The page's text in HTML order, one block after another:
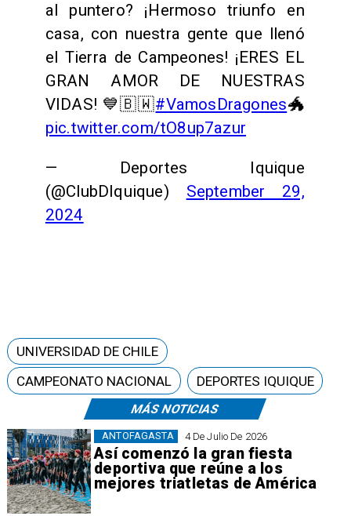
al puntero? ¡Hermoso triunfo en
casa, con nuestra gente que llenó
el Tierra de Campeones! ¡ERES EL
GRAN AMOR DE NUESTRAS
VIDAS! 💙🇧🇼#VamosDragones🐲
pic.twitter.com/tO8up7azur
— Deportes Iquique
(@ClubDIquique) September 29,
2024
MÁS NOTICIAS
4 De Julio De 2026
Así comenzó la gran fiesta
deportiva que reúne a los
mejores triatletas de América
ANTOFAGASTA
UNIVERSIDAD DE CHILE
CAMPEONATO NACIONAL
DEPORTES IQUIQUE